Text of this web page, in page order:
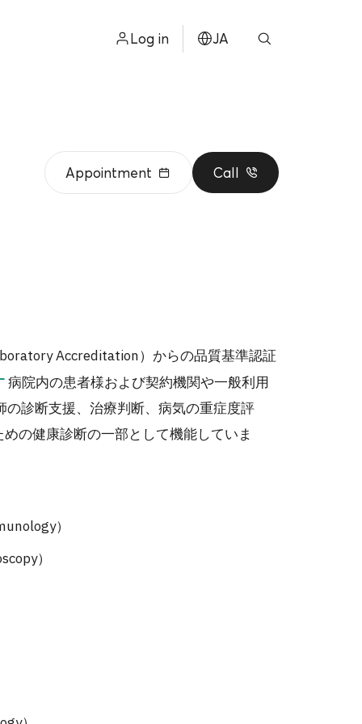
Log in JA
中文
Appointment Call
Accreditation）からの品質基準認証
病院内の患者様および契約機関や一般利用
診断支援、治療判断、病気の重症度評
の健康診断の一部として機能していま
）
）